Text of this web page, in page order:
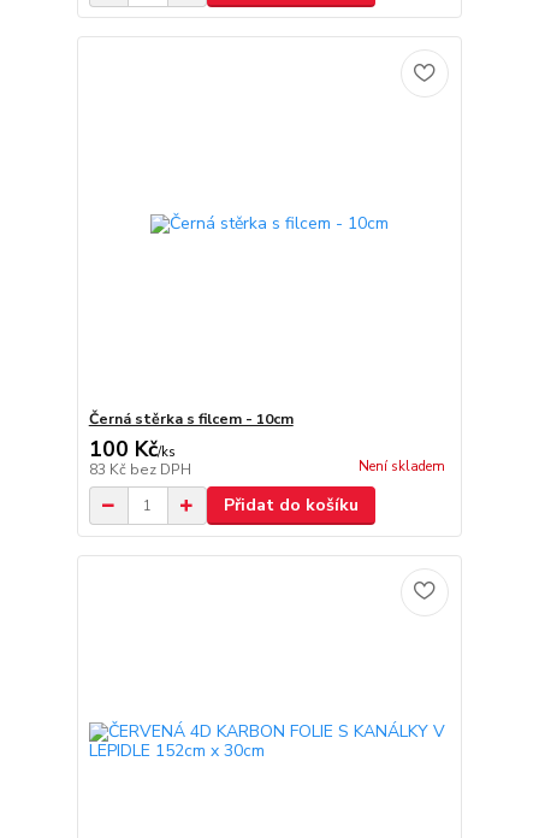
Černá stěrka s filcem - 10cm
100 Kč/ks
83 Kč bez DPH Není skladem
Přidat do košíku